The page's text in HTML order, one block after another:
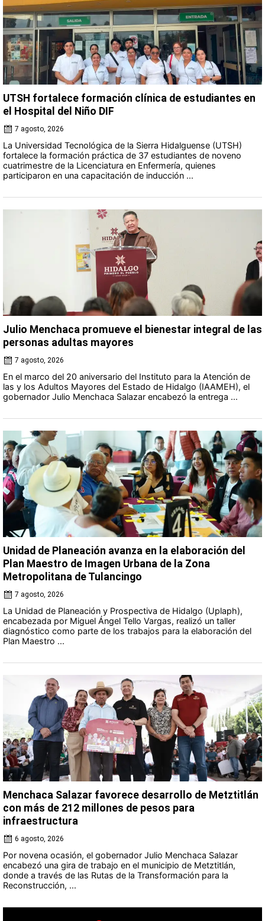
UTSH fortalece formación clínica de estudiantes en
el Hospital del Niño DIF
7 agosto, 2026
La Universidad Tecnológica de la Sierra Hidalguense (UTSH)
fortalece la formación práctica de 37 estudiantes de noveno
cuatrimestre de la Licenciatura en Enfermería, quienes
participaron en una capacitación de inducción ...
Julio Menchaca promueve el bienestar integral de las
personas adultas mayores
7 agosto, 2026
En el marco del 20 aniversario del Instituto para la Atención de
las y los Adultos Mayores del Estado de Hidalgo (IAAMEH), el
gobernador Julio Menchaca Salazar encabezó la entrega ...
Unidad de Planeación avanza en la elaboración del
Plan Maestro de Imagen Urbana de la Zona
Metropolitana de Tulancingo
7 agosto, 2026
La Unidad de Planeación y Prospectiva de Hidalgo (Uplaph),
encabezada por Miguel Ángel Tello Vargas, realizó un taller
diagnóstico como parte de los trabajos para la elaboración del
Plan Maestro ...
Menchaca Salazar favorece desarrollo de Metztitlán
con más de 212 millones de pesos para
infraestructura
6 agosto, 2026
Por novena ocasión, el gobernador Julio Menchaca Salazar
encabezó una gira de trabajo en el municipio de Metztitlán,
donde a través de las Rutas de la Transformación para la
Reconstrucción, ...